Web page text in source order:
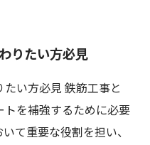
りたい方必見
い方必見 鉄筋工事と
を補強するために必要
て重要な役割を担い、